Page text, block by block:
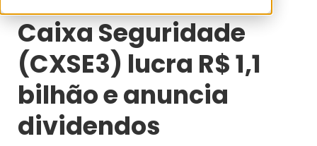
Caixa Seguridade
(CXSE3) lucra R$ 1,1
bilhão e anuncia
dividendos